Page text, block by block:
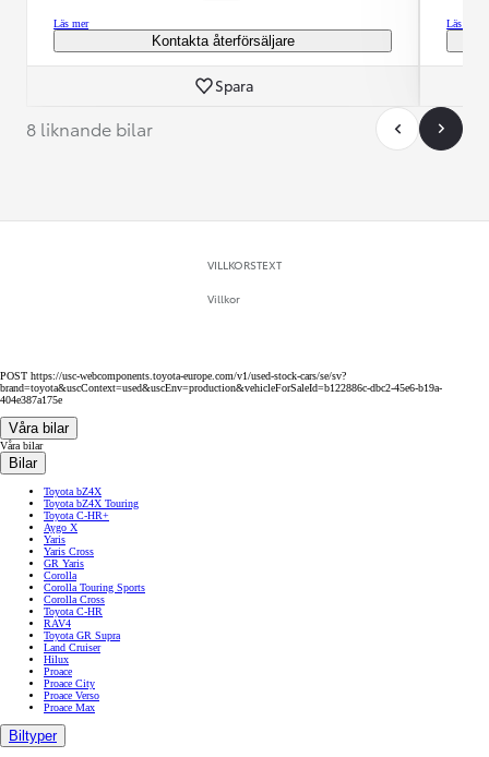
Läs mer
Kontakta återförsäljare
Spara
Läs mer
8 liknande bilar
VILLKORSTEXT
Villkor
POST https://usc-webcomponents.toyota-europe.com/v1/used-stock-cars/se/sv?
brand=toyota&uscContext=used&uscEnv=production&vehicleForSaleId=b122886c-dbc2-45e6-b19a-
404e387a175e
Våra bilar
Våra bilar
Bilar
Toyota bZ4X
Toyota bZ4X Touring
Toyota C-HR+
Aygo X
Yaris
Yaris Cross
GR Yaris
Corolla
Corolla Touring Sports
Corolla Cross
Toyota C-HR
RAV4
Toyota GR Supra
Land Cruiser
Hilux
Proace
Proace City
Proace Verso
Proace Max
Biltyper